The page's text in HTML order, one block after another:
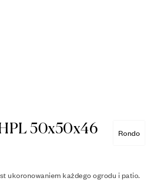
Rondo
50x50x46
ukoronowaniem każdego ogrodu i patio.